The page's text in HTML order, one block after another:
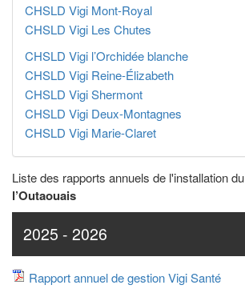
CHSLD Vigi Mont-Royal
CHSLD Vigi Les Chutes
CHSLD Vigi l’Orchidée blanche
CHSLD Vigi Reine-Élizabeth
CHSLD Vigi Shermont
CHSLD Vigi Deux-Montagnes
CHSLD Vigi Marie-Claret
Liste des rapports annuels de l'installation du
l’Outaouais
2025 - 2026
Rapport annuel de gestion Vigi Santé